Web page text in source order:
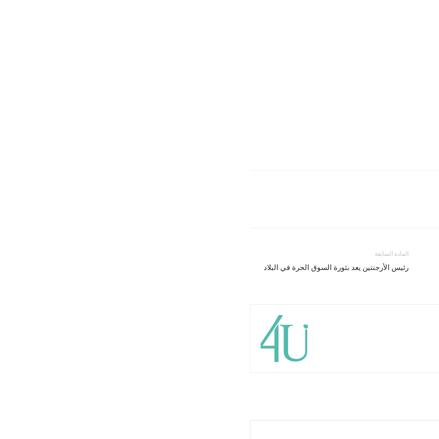
المادة السابقة
رئيس الأرجنتين يعد بثورة السوق الحرة في البلاد